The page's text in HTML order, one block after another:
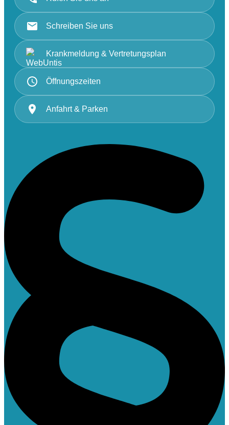
Schreiben Sie uns
Krankmeldung & Vertretungsplan
Öffnungszeiten
Anfahrt & Parken